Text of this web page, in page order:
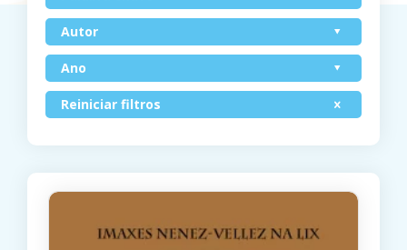
Autor
Ano
Reiniciar filtros